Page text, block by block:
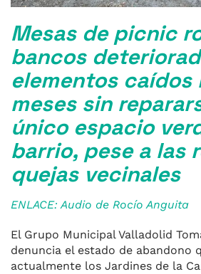
Mesas de picnic
bancos
elementos caídos
meses sin
único espacio
barrio, pese a las
quejas vecinales
ENLACE: Audio de Rocío Anguita
El Grupo Municipal Valladolid
denuncia el estado de abandono
actualmente los Jardines de la